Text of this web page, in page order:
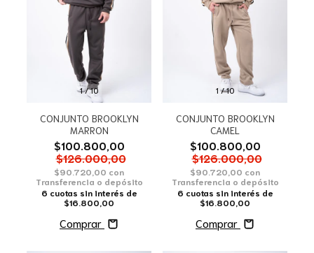
1/10
CONJUNTO BROOKLYN
MARRON
$100.800,00
$126.000,00
$90.720,00 con
Transferencia o depósito
6 cuotas sin interés de
$16.800,00
Comprar
1/10
CONJUNTO BROOKLYN
CAMEL
$100.800,00
$126.000,00
$90.720,00 con
Transferencia o depósito
6 cuotas sin interés de
$16.800,00
Comprar